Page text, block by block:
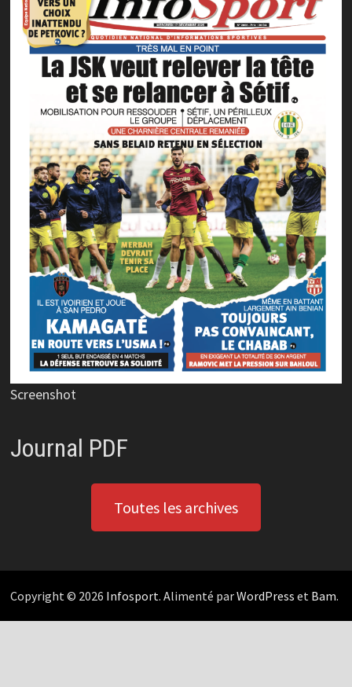
Screenshot
Journal PDF
Toutes les archives
Copyright © 2026 Infosport. Alimenté parWordPress et Bam.